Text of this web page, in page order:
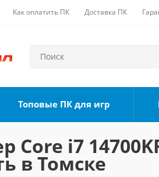
Как оплатить ПК Доставка ПК
Топовые ПК для игр
i7
в Томске